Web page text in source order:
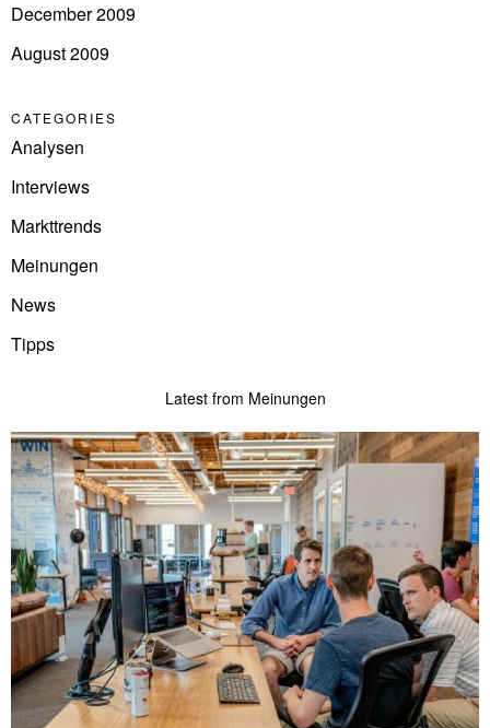
December 2009
August 2009
CATEGORIES
Analysen
Interviews
Markttrends
Meinungen
News
Tipps
Latest from Meinungen